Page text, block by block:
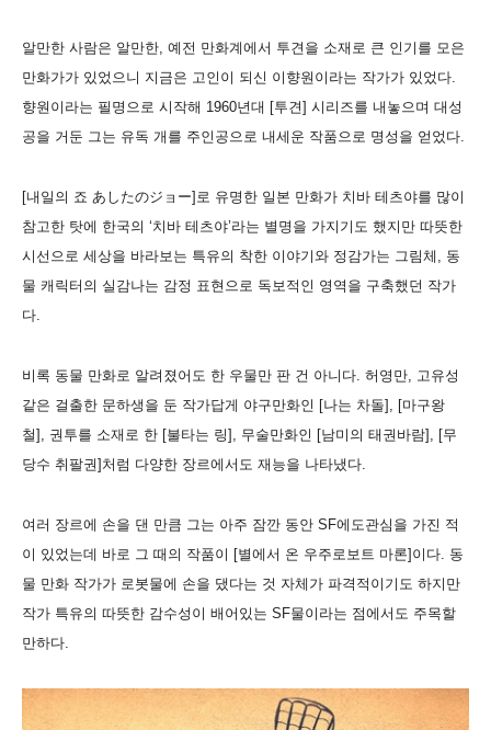
알만한 사람은 알만한, 예전 만화계에서 투견을 소재로 큰 인기를 모은
만화가가 있었으니 지금은 고인이 되신 이향원이라는 작가가 있었다.
향원이라는 필명으로 시작해 1960년대 [투견] 시리즈를 내놓으며 대성
공을 거둔 그는 유독 개를 주인공으로 내세운 작품으로 명성을 얻었다.
[내일의 죠 あしたのジョー]로 유명한 일본 만화가 치바 테츠야를 많이
참고한 탓에 한국의 ‘치바 테츠야’라는 별명을 가지기도 했지만 따뜻한
시선으로 세상을 바라보는 특유의 착한 이야기와 정감가는 그림체, 동
물 캐릭터의 실감나는 감정 표현으로 독보적인 영역을 구축했던 작가
다.
비록 동물 만화로 알려졌어도 한 우물만 판 건 아니다. 허영만, 고유성
같은 걸출한 문하생을 둔 작가답게 야구만화인 [나는 차돌], [마구왕
철], 권투를 소재로 한 [불타는 링], 무술만화인 [남미의 태권바람], [무
당수 취팔권]처럼 다양한 장르에서도 재능을 나타냈다.
여러 장르에 손을 댄 만큼 그는 아주 잠깐 동안 SF에도관심을 가진 적
이 있었는데 바로 그 때의 작품이 [별에서 온 우주로보트 마론]이다. 동
물 만화 작가가 로봇물에 손을 댔다는 것 자체가 파격적이기도 하지만
작가 특유의 따뜻한 감수성이 배어있는 SF물이라는 점에서도 주목할
만하다.